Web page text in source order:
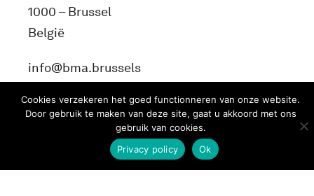
1000 – Brussel
België
info@bma.brussels
Cookies verzekeren het goed functionneren van onze website.
Door gebruik te maken van deze site, gaat u akkoord met ons
gebruik van cookies.
Ok
Privacy policy